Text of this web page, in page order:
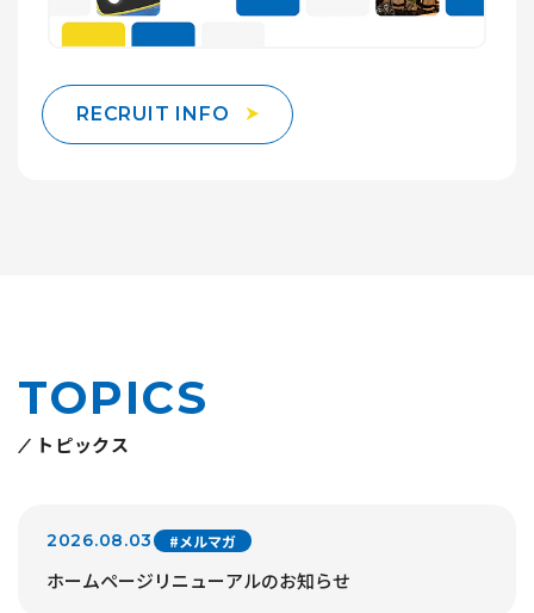
RECRUIT INFO
TOPICS
トピックス
2026.08.03 #メルマガ
ホームページリニューアルのお知らせ